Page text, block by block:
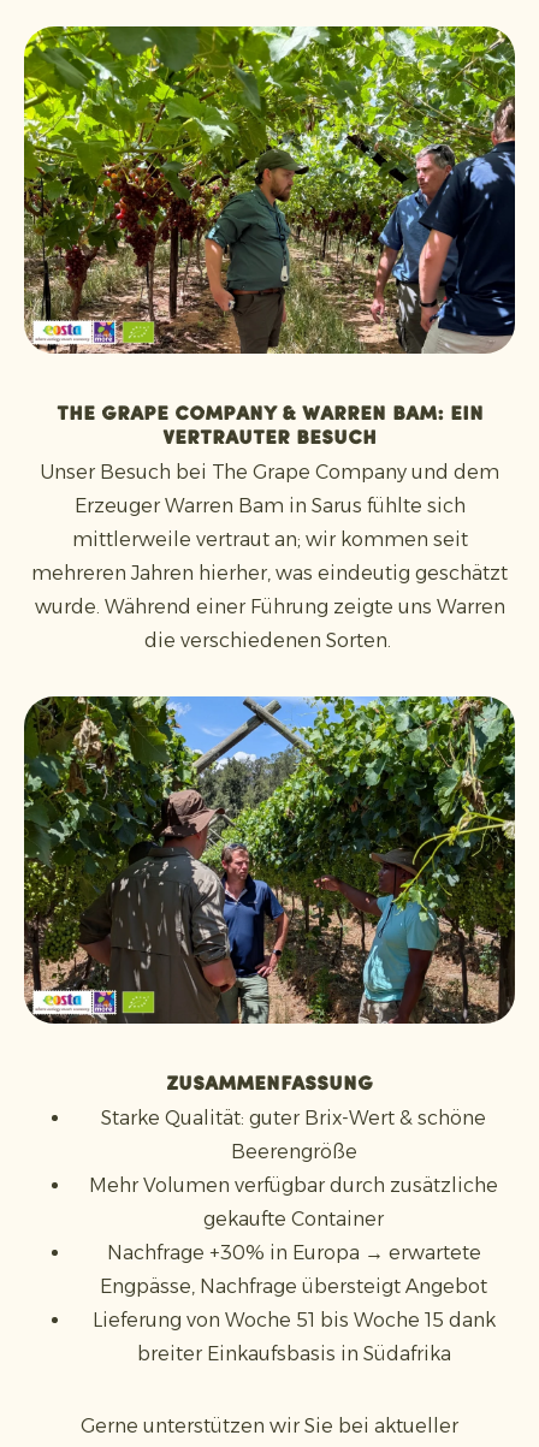
The Grape Company & Warren Bam: ein
vertrauter Besuch
Unser Besuch bei The Grape Company und dem
Erzeuger Warren Bam in Sarus fühlte sich
mittlerweile vertraut an; wir kommen seit
mehreren Jahren hierher, was eindeutig geschätzt
wurde. Während einer Führung zeigte uns Warren
die verschiedenen Sorten.
Zusammenfassung
Starke Qualität: guter Brix-Wert & schöne
Beerengröße
Mehr Volumen verfügbar durch zusätzliche
gekaufte Container
Nachfrage +30% in Europa → erwartete
Engpässe, Nachfrage übersteigt Angebot
Lieferung von Woche 51 bis Woche 15 dank
breiter Einkaufsbasis in Südafrika
Gerne unterstützen wir Sie bei aktueller